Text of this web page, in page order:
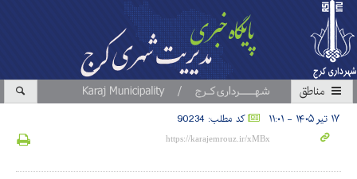
مناطق
۱۷ تیر ۱۴۰۵ - ۱۱:۰۱ کد مطلب: 90234